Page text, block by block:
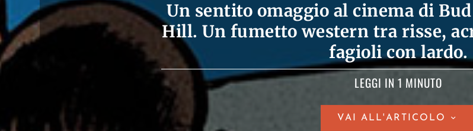
Un sentito omaggio al cinema di
Hill. Un fumetto western tra risse,
fagioli con lardo.
LEGGI IN 1 MINUTO
VAI ALL'ARTICOLO